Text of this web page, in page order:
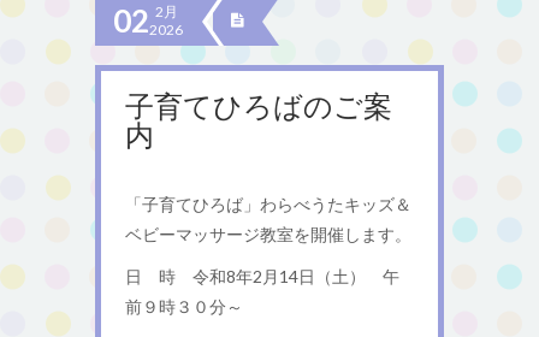
02 2月
2026
子育てひろばのご案
内
「子育てひろば」わらべうたキッズ＆
ベビーマッサージ教室を開催します。
日 時 令和8年2月14日（土） 午
前９時３０分～